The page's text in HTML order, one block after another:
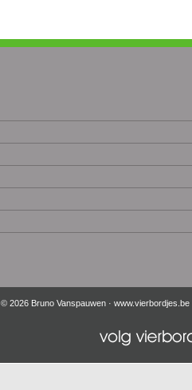
© 2026 Bruno Vanspauwen · www.vierbordjes.be